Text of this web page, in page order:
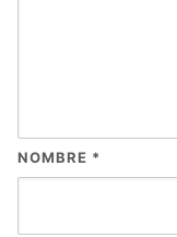
NOMBRE *